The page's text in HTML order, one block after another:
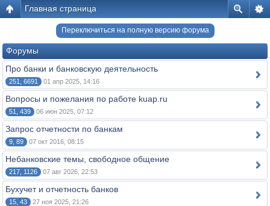
Главная страница
Переключиться на полную версию форума
Форумы
Про банки и банковскую деятельность
251, 6691 01 апр 2025, 14:16
Вопросы и пожелания по работе kuap.ru
51, 439 06 июн 2025, 07:12
Запрос отчетности по банкам
9, 89 07 окт 2016, 08:15
Небанковские темы, свободное общение
217, 1126 07 авг 2026, 22:53
Бухучет и отчетность банков
15, 43 27 ноя 2025, 21:26